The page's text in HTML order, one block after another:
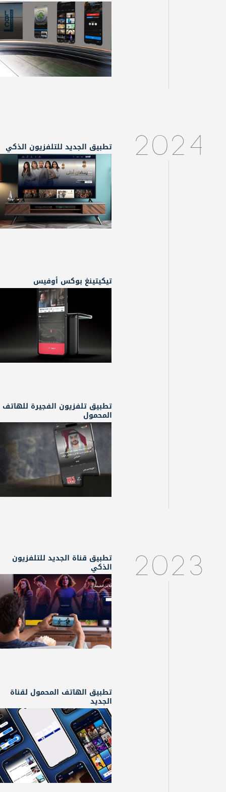
2024 تطبيق الجديد للتلفزيون الذكي
تيكيتينغ بوكس أوفيس
تطبيق تلفزيون الفجيرة للهاتف
المحمول
2023 تطبيق قناة الجديد للتلفزيون
الذكي
تطبيق الهاتف المحمول لقناة
الجديد